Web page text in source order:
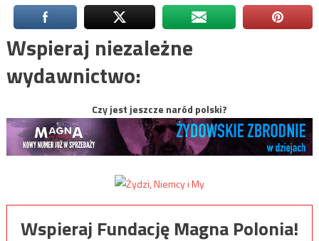
Wspieraj niezależne
wydawnictwo:
Czy jest jeszcze naród polski?
Wspieraj Fundację Magna Polonia!